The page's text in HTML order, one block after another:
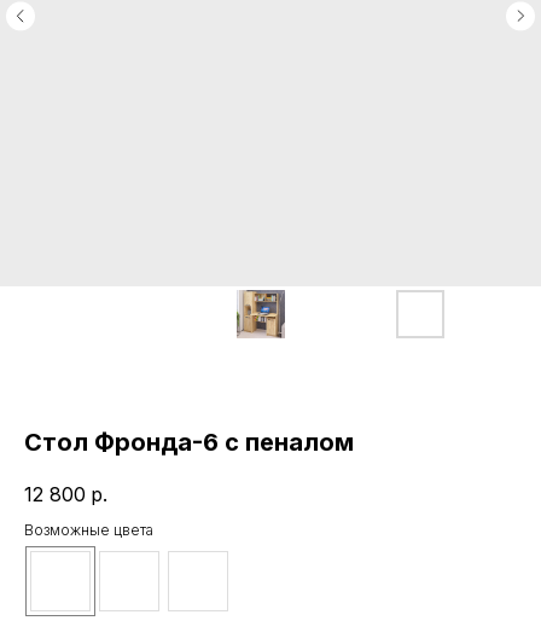
Стол Фронда-6 с пеналом
12 800 р.
Возможные цвета